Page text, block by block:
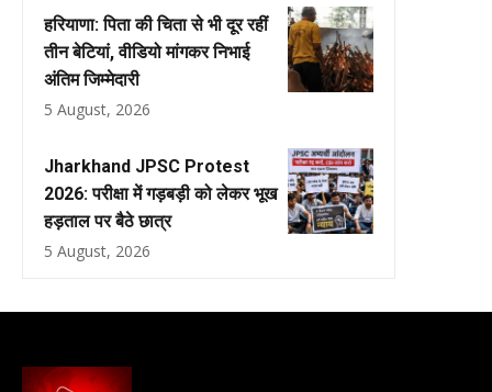
हरियाणा: पिता की चिता से भी दूर रहीं
तीन बेटियां, वीडियो मांगकर निभाई
अंतिम जिम्मेदारी
5 August, 2026
Jharkhand JPSC Protest
2026: परीक्षा में गड़बड़ी को लेकर भूख
हड़ताल पर बैठे छात्र
5 August, 2026